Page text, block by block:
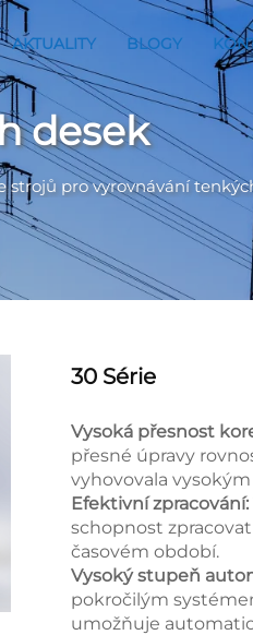
AKTUALITY BLOGY
desek
strojů pro vyrovnávání
30 Série
Vysoká přesnost
přesné úpravy
vyhovovala
Efektivní zpracování:
schopnost
časovém období.
Vysoký stupeň
pokročilým
umožňuje